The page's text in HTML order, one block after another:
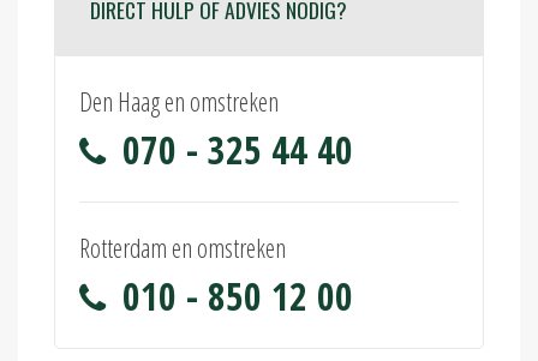
DIRECT HULP OF ADVIES NODIG?
Den Haag en omstreken
070 - 325 44 40
Rotterdam en omstreken
010 - 850 12 00